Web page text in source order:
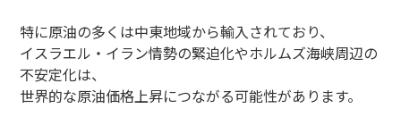
特に原油の多くは中東地域から輸入されており、
イスラエル・イラン情勢の緊迫化やホルムズ海峡周辺の
不安定化は、
世界的な原油価格上昇につながる可能性があります。